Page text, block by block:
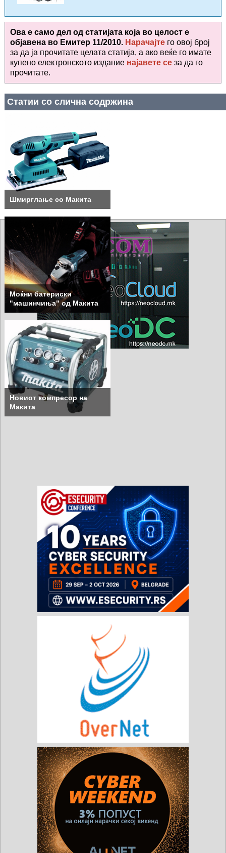
Ова е само дел од статијата која во целост е
објавена во Емитер 11/2010. Нарачајте го овој број
за да ја прочитате целата статија, а ако веќе го имате
купено електронското издание најавете се за да го
прочитате.
Статии со слична содржина
Шмирглање со Макита
Моќни батериски
"машинчиња" од Макита
Новиот компресор на
Макита